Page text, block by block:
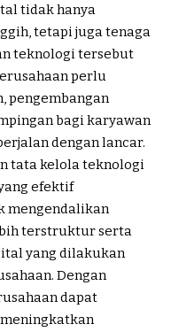
tidak hanya
tetapi juga tenaga
teknologi tersebut
perlu
pengembangan
bagi karyawan
dengan lancar.
tata kelola teknologi
efektif
mengendalikan
terstruktur serta
yang dilakukan
Dengan
dapat